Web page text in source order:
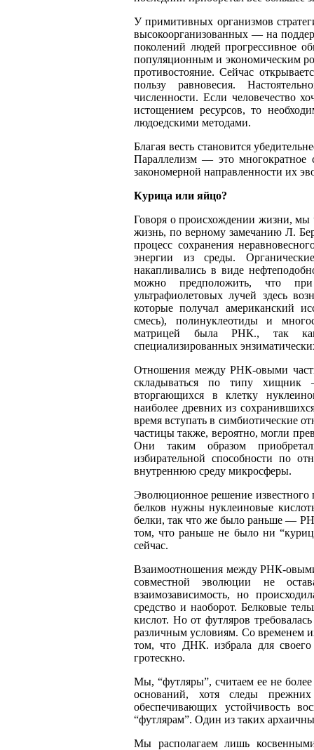
У примитивных организмов
высокоорганизованных— на
поколений людей прогрессивное
популяционным и экономическим
противостояние. Сейчас
пользу равновесия.
численности. Если человечество
истощением ресурсов, то
людоедскими методами.
Благая весть становится
Параллелизм— это многократное
закономерной направленности их
Курица или яйцо?
Говоря о происхождении жизни, мы
жизнь, по верному замечанию Л.
процесс сохранения
энергии из среды.
накапливались в виде
можно предположить, что
ультрафиолетовых лучей здесь
которые получал американский
смесь), полинуклеотиды и
матрицей была
РНК., так как
специализированных
Отношения между РНК-овыми
складываться по типу хищник
вторгающихся в клетку
наиболее древних из
время вступать в симбиотические
частицы также, вероятно, могли
Они таким образом
избирательной способности по
внутреннюю среду микросферы.
Эволюционное решение известного
белков нужны нуклеиновые
белки, так что же было раньше—
том, что раньше не было ни
сейчас.
Взаимоотношения между РНК-
совместной эволюции не
взаимозависимость, но
средство и наоборот. Белковые
кислот. Но от футляров
различным условиям. Со временем
том, что ДНК. избрала для
гротескно.
Мы, “футляры”, считаем ее не
оснований, хотя следы
обеспечивающих устойчивость
“футлярам”. Один из таких
Мы располагаем лишь